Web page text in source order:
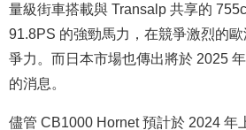
量級街車搭載與 Transalp 共享的
91.8PS 的強勁馬力，在競爭激烈的
爭力。而日本市場也傳出將於 2025
的消息。
儘管 CB1000 Hornet 預計於 2024 年